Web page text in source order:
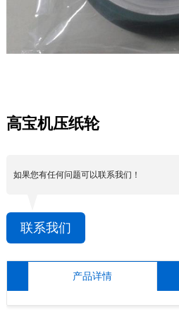
高宝机压纸轮
如果您有任何问题可以联系我们！
联系我们
产品详情